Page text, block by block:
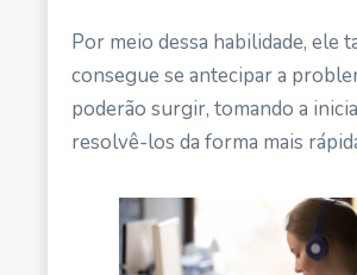
Por meio dessa habilidade, ele
consegue se antecipar a
poderão surgir, tomando a
resolvê-los da forma mais